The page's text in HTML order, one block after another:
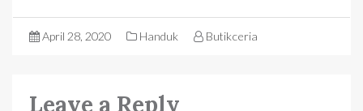
April 28, 2020 Handuk Butikceria
Leave a Reply